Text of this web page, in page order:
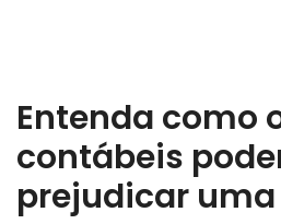
Entenda como
contábeis
prejudicar